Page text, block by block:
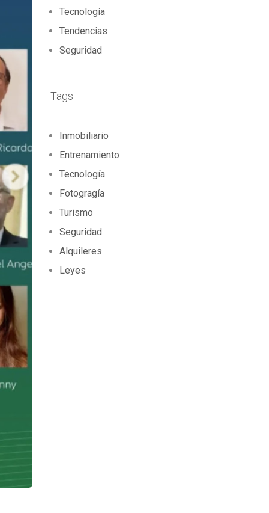
Tecnología
Tendencias
Seguridad
Tags
Inmobiliario
Entrenamiento
Tecnología
Fotogragía
Turismo
Seguridad
Alquileres
Leyes